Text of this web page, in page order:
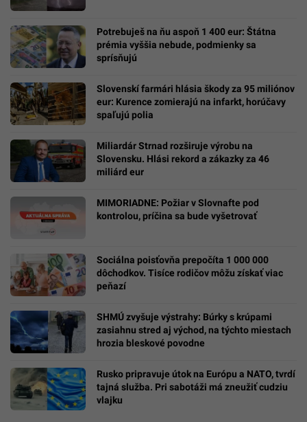
Potrebuješ na ňu aspoň 1 400 eur: Štátna
prémia vyššia nebude, podmienky sa
sprísňujú
Slovenskí farmári hlásia škody za 95 miliónov
eur: Kurence zomierajú na infarkt, horúčavy
spaľujú polia
Miliardár Strnad rozširuje výrobu na
Slovensku. Hlási rekord a zákazky za 46
miliárd eur
MIMORIADNE: Požiar v Slovnafte pod
kontrolou, príčina sa bude vyšetrovať
Sociálna poisťovňa prepočíta 1 000 000
dôchodkov. Tisíce rodičov môžu získať viac
peňazí
SHMÚ zvyšuje výstrahy: Búrky s krúpami
zasiahnu stred aj východ, na týchto miestach
hrozia bleskové povodne
Rusko pripravuje útok na Európu a NATO, tvrdí
tajná služba. Pri sabotáži má zneužiť cudziu
vlajku